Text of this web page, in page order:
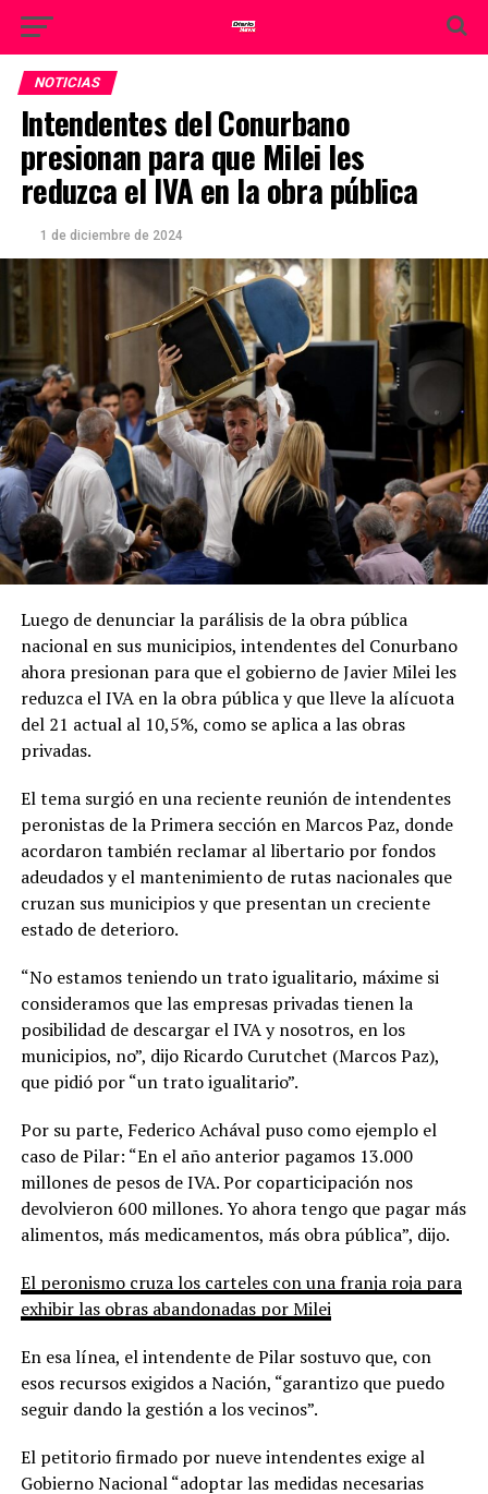
NOTICIAS
Intendentes del Conurbano
presionan para que Milei les
reduzca el IVA en la obra pública
1 de diciembre de 2024
Luego de denunciar la parálisis de la obra pública
nacional en sus municipios, intendentes del Conurbano
ahora presionan para que el gobierno de Javier Milei les
reduzca el IVA en la obra pública y que lleve la alícuota
del 21 actual al 10,5%, como se aplica a las obras
privadas.
El tema surgió en una reciente reunión de intendentes
peronistas de la Primera sección en Marcos Paz, donde
acordaron también reclamar al libertario por fondos
adeudados y el mantenimiento de rutas nacionales que
cruzan sus municipios y que presentan un creciente
estado de deterioro.
“No estamos teniendo un trato igualitario, máxime si
consideramos que las empresas privadas tienen la
posibilidad de descargar el IVA y nosotros, en los
municipios, no”, dijo Ricardo Curutchet (Marcos Paz),
que pidió por “un trato igualitario”.
Por su parte, Federico Achával puso como ejemplo el
caso de Pilar: “En el año anterior pagamos 13.000
millones de pesos de IVA. Por coparticipación nos
devolvieron 600 millones. Yo ahora tengo que pagar más
alimentos, más medicamentos, más obra pública”, dijo.
El peronismo cruza los carteles con una franja roja para
exhibir las obras abandonadas por Milei
En esa línea, el intendente de Pilar sostuvo que, con
esos recursos exigidos a Nación, “garantizo que puedo
seguir dando la gestión a los vecinos”.
El petitorio firmado por nueve intendentes exige al
Gobierno Nacional “adoptar las medidas necesarias